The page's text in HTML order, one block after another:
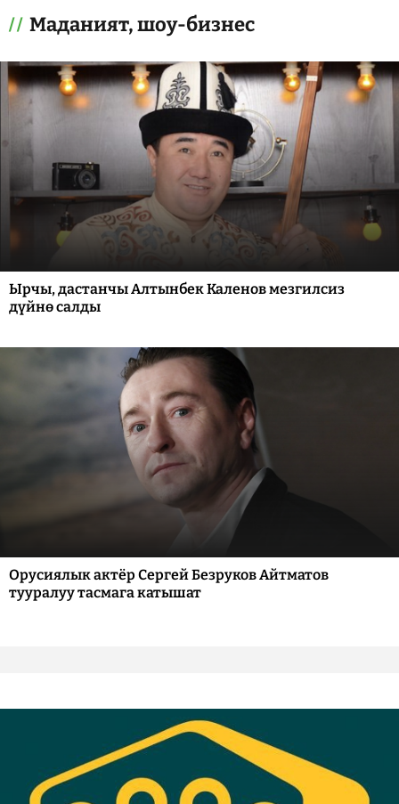
Маданият, шоу-бизнес
Ырчы, дастанчы Алтынбек Каленов мезгилсиз
дүйнө салды
Орусиялык актёр Сергей Безруков Айтматов
тууралуу тасмага катышат